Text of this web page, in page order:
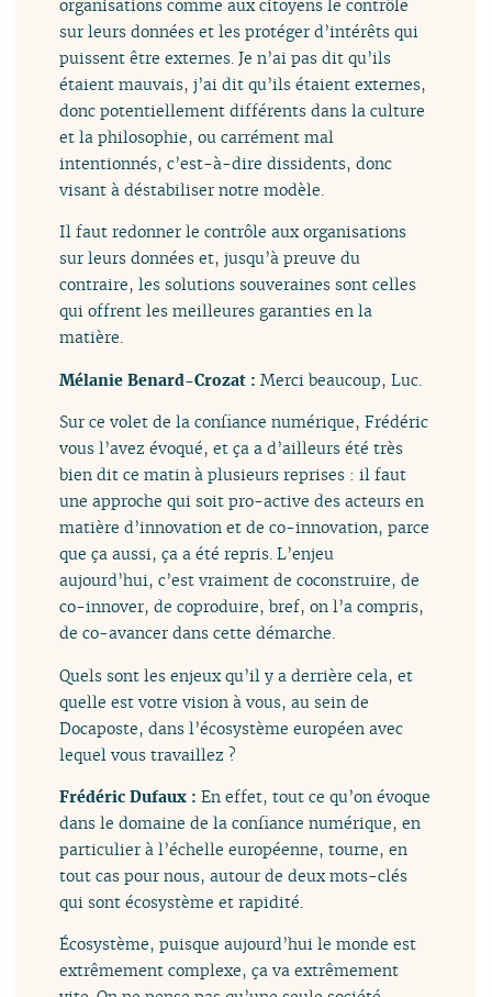
organisations comme aux citoyens le contrôle
sur leurs données et les protéger d’intérêts qui
puissent être externes. Je n’ai pas dit qu’ils
étaient mauvais, j’ai dit qu’ils étaient externes,
donc potentiellement différents dans la culture
et la philosophie, ou carrément mal
intentionnés, c’est-à-dire dissidents, donc
visant à déstabiliser notre modèle.
Il faut redonner le contrôle aux organisations
sur leurs données et, jusqu’à preuve du
contraire, les solutions souveraines sont celles
qui offrent les meilleures garanties en la
matière.
Mélanie Benard-Crozat :Merci beaucoup, Luc.
Sur ce volet de la confiance numérique, Frédéric
vous l’avez évoqué, et ça a d’ailleurs été très
bien dit ce matin à plusieurs reprises : il faut
une approche qui soit pro-active des acteurs en
matière d’innovation et de co-innovation, parce
que ça aussi, ça a été repris. L’enjeu
aujourd’hui, c’est vraiment de coconstruire, de
co-innover, de coproduire, bref, on l’a compris,
de co-avancer dans cette démarche.
Quels sont les enjeux qu’il y a derrière cela, et
quelle est votre vision à vous, au sein de
Docaposte, dans l’écosystème européen avec
lequel vous travaillez ?
Frédéric Dufaux :En effet, tout ce qu’on évoque
dans le domaine de la confiance numérique, en
particulier à l’échelle européenne, tourne, en
tout cas pour nous, autour de deux mots-clés
qui sont écosystème et rapidité.
Écosystème, puisque aujourd’hui le monde est
extrêmement complexe, ça va extrêmement